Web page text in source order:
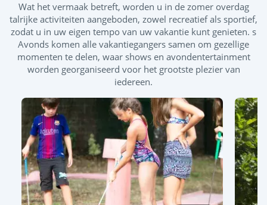
Wat het vermaak betreft, worden u in de zomer overdag
talrijke activiteiten aangeboden, zowel recreatief als sportief,
zodat u in uw eigen tempo van uw vakantie kunt genieten. s
Avonds komen alle vakantiegangers samen om gezellige
momenten te delen, waar shows en avondentertainment
worden georganiseerd voor het grootste plezier van
iedereen.